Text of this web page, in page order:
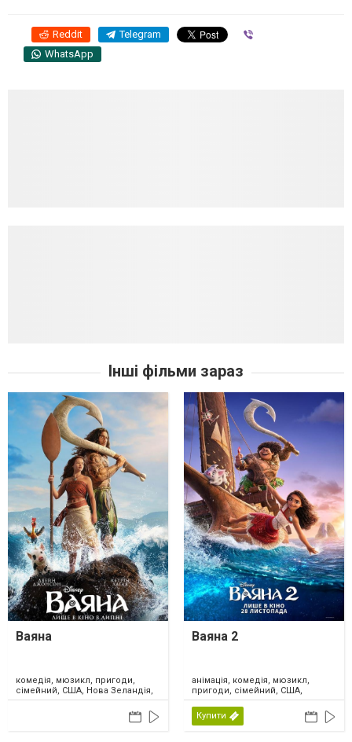
Reddit Telegram
WhatsApp
Інші фільми зараз
Ваяна
комедія, мюзикл, пригоди,
сімейний, США, Нова Зеландія,
2026
Ваяна 2
анімація, комедія, мюзикл,
пригоди, сімейний, США,
Канада, 2024
Купити